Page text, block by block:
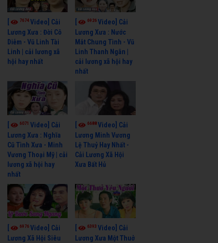
7674Video] Cải
Lương Xưa : Đời Cô
Diễm - Vũ Linh Tài
Linh | cải lương xã
hội hay nhất
6926Video] Cải
Lương Xưa : Nước
Mắt Chung Tình - Vũ
Linh Thanh Ngân |
cải lương xã hội hay
nhất
6071 Video] Cải
Lương Xưa : Nghĩa
Cũ Tình Xưa - Minh
Vương Thoại Mỹ | cải
lương xã hội hay
nhất
6688Video] Cải
Lương Minh Vương
Lệ Thuỷ Hay Nhất -
Cải Lương Xã Hội
Xưa Bất Hủ
6976Video] Cải
Lương Xã Hội Siêu
6393Video] Cải
Lương Xưa Một Thuở